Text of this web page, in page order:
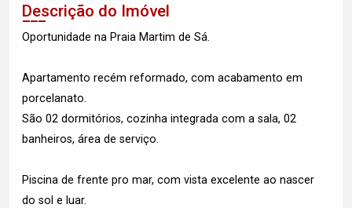
Descrição do Imóvel
Oportunidade na Praia Martim de Sá.
Apartamento recém reformado, com acabamento em
porcelanato.
São 02 dormitórios, cozinha integrada com a sala, 02
banheiros, área de serviço.
Piscina de frente pro mar, com vista excelente ao nascer
do sol e luar.